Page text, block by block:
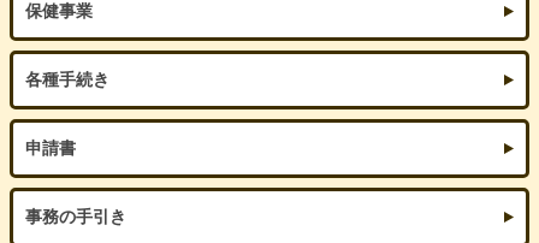
保健事業
各種手続き
申請書
事務の手引き